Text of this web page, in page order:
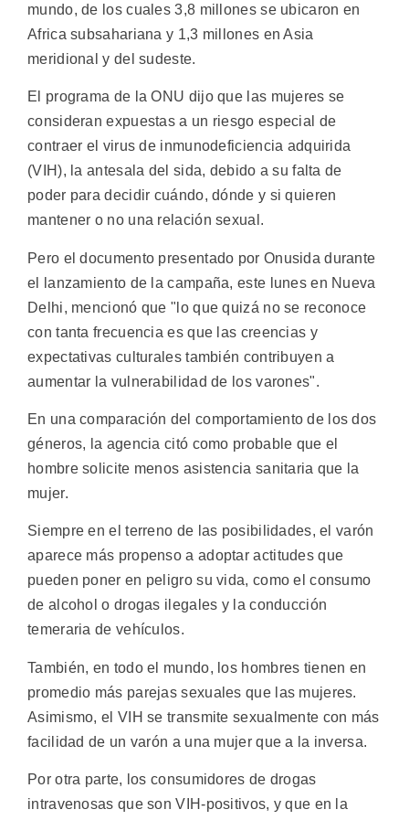
mundo, de los cuales 3,8 millones se ubicaron en
Africa subsahariana y 1,3 millones en Asia
meridional y del sudeste.
El programa de la ONU dijo que las mujeres se
consideran expuestas a un riesgo especial de
contraer el virus de inmunodeficiencia adquirida
(VIH), la antesala del sida, debido a su falta de
poder para decidir cuándo, dónde y si quieren
mantener o no una relación sexual.
Pero el documento presentado por Onusida durante
el lanzamiento de la campaña, este lunes en Nueva
Delhi, mencionó que "lo que quizá no se reconoce
con tanta frecuencia es que las creencias y
expectativas culturales también contribuyen a
aumentar la vulnerabilidad de los varones".
En una comparación del comportamiento de los dos
géneros, la agencia citó como probable que el
hombre solicite menos asistencia sanitaria que la
mujer.
Siempre en el terreno de las posibilidades, el varón
aparece más propenso a adoptar actitudes que
pueden poner en peligro su vida, como el consumo
de alcohol o drogas ilegales y la conducción
temeraria de vehículos.
También, en todo el mundo, los hombres tienen en
promedio más parejas sexuales que las mujeres.
Asimismo, el VIH se transmite sexualmente con más
facilidad de un varón a una mujer que a la inversa.
Por otra parte, los consumidores de drogas
intravenosas que son VIH-positivos, y que en la